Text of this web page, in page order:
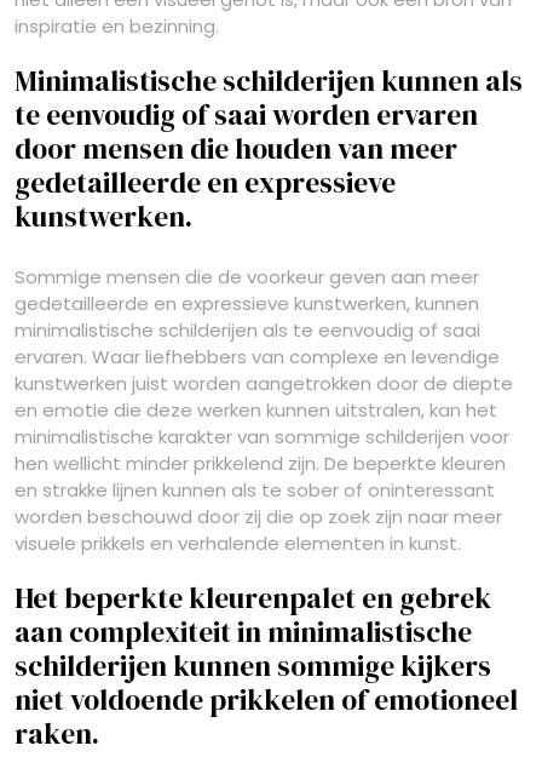
inspiratie en bezinning.
Minimalistische schilderijen kunnen als
te eenvoudig of saai worden ervaren
door mensen die houden van meer
gedetailleerde en expressieve
kunstwerken.
Sommige mensen die de voorkeur geven aan meer
gedetailleerde en expressieve kunstwerken, kunnen
minimalistische schilderijen als te eenvoudig of saai
ervaren. Waar liefhebbers van complexe en levendige
kunstwerken juist worden aangetrokken door de diepte
en emotie die deze werken kunnen uitstralen, kan het
minimalistische karakter van sommige schilderijen voor
hen wellicht minder prikkelend zijn. De beperkte kleuren
en strakke lijnen kunnen als te sober of oninteressant
worden beschouwd door zij die op zoek zijn naar meer
visuele prikkels en verhalende elementen in kunst.
Het beperkte kleurenpalet en gebrek
aan complexiteit in minimalistische
schilderijen kunnen sommige kijkers
niet voldoende prikkelen of emotioneel
raken.